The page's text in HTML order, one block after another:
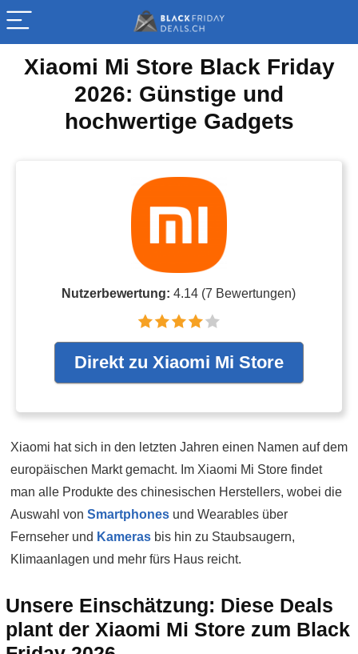
Xiaomi Mi Store Black Friday
2026: Günstige und
hochwertige Gadgets
Nutzerbewertung:4.14 (7 Bewertungen)
Direkt zu Xiaomi Mi Store
Xiaomi hat sich in den letzten Jahren einen Namen auf dem
europäischen Markt gemacht. Im Xiaomi Mi Store findet
man alle Produkte des chinesischen Herstellers, wobei die
Auswahl von Smartphones und Wearables über
Fernseher und Kameras bis hin zu Staubsaugern,
Klimaanlagen und mehr fürs Haus reicht.
Unsere Einschätzung: Diese Deals
plant der Xiaomi Mi Store zum Black